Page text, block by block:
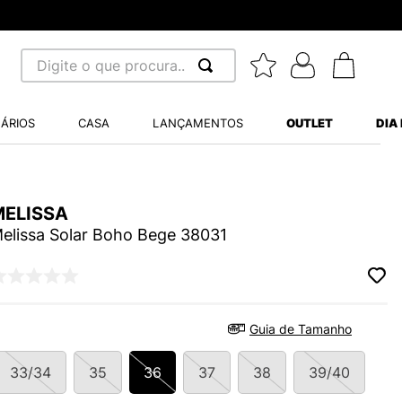
Digite o que procura...
CASA LANÇAMENTOS OUTLET DIA
Solar Boho Bege 38031
Guia de Tamanho
33/34 35 36 37 38 39/40
BALANCE 530
VANS ULTRARANGE